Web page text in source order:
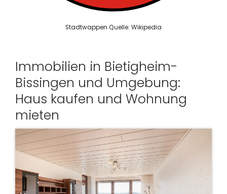
Stadtwappen Quelle: Wikipedia
Immobilien in Bietigheim-
Bissingen und Umgebung:
Haus kaufen und Wohnung
mieten